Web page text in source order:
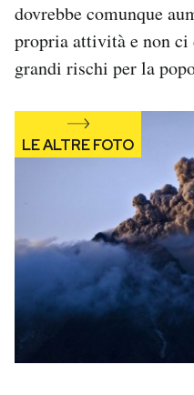
AREA PERSONALE
Area Personale
Notifiche mobile
Regala il Post
Hai bisogno di aiuto?
dovrebbe comunque
propria attività e non ci
grandi rischi per la